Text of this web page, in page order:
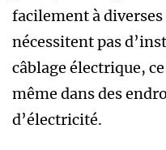
facilement à
nécessitent pas
câblage électrique,
même dans des
d’électricité.